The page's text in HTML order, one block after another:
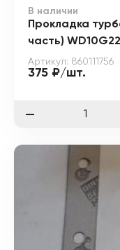
В наличии
Прокладка
часть)
Артикул: 860111756
375 ₽/шт.